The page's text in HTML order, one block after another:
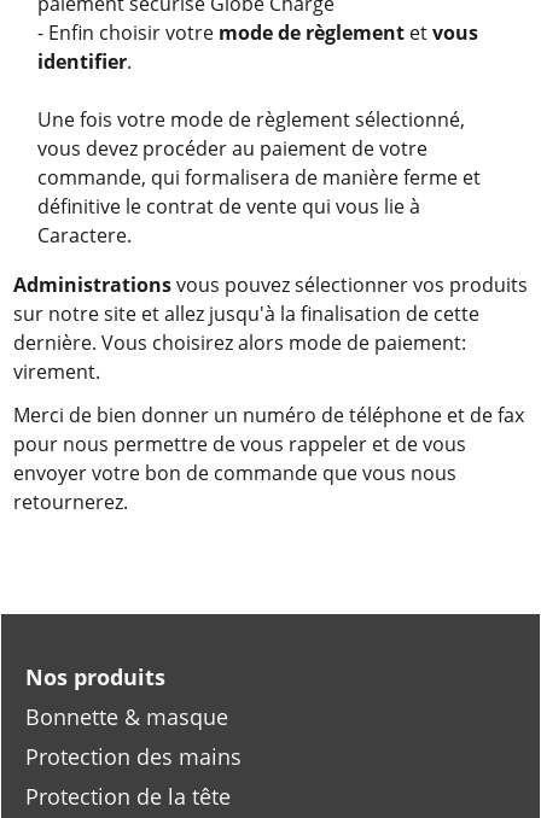
- Enfin choisir votre mode de règlement etvous
identifier.
Une fois votre mode de règlement sélectionné,
vous devez procéder au paiement de votre
commande, qui formalisera de manière ferme et
définitive le contrat de vente qui vous lie à
Caractere.
Administrationsvous pouvez sélectionner vos produits
sur notre site et allez jusqu'à la finalisation de cette
dernière. Vous choisirez alors mode de paiement:
virement.
Merci de bien donner un numéro de téléphone et de fax
pour nous permettre de vous rappeler et de vous
envoyer votre bon de commande que vous nous
retournerez.
Nos produits
Bonnette & masque
Protection des mains
Protection de la tête